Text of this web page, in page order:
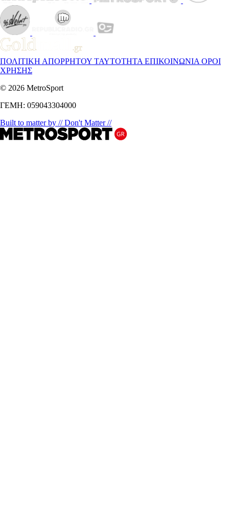
ΠΟΛΙΤΙΚΗ ΑΠΟΡΡΗΤΟΥ ΤΑΥΤΟΤΗΤΑ ΕΠΙΚΟΙΝΩΝΙΑ ΟΡΟΙ
ΧΡΗΣΗΣ
© 2026 MetroSport
ΓΕΜΗ: 059043304000
Built to matter by // Don't Matter //